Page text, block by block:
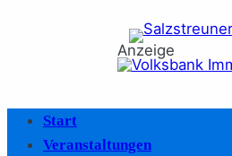
Anzeige
Start
Veranstaltungen